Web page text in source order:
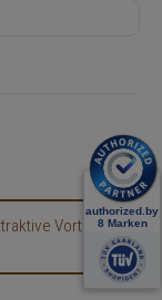
Vorteile